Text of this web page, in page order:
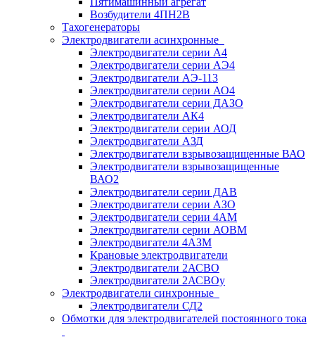
Возбудители 4ПН2В
Тахогенераторы
Электродвигатели асинхронные
Электродвигатели серии А4
Электродвигатели серии АЭ4
Электродвигатели АЭ-113
Электродвигатели серии АО4
Электродвигатели серии ДАЗО
Электродвигатели АК4
Электродвигатели серии АОД
Электродвигатели АЗД
Электродвигатели взрывозащищенные ВАО
Электродвигатели взрывозащищенные
ВАО2
Электродвигатели серии ДАВ
Электродвигатели серии АЗО
Электродвигатели серии 4АМ
Электродвигатели серии АОВМ
Электродвигатели 4АЗМ
Крановые электродвигатели
Электродвигатели 2АСВО
Электродвигатели 2АСВОу
Электродвигатели синхронные
Электродвигатели СД2
Обмотки для электродвигателей постоянного тока